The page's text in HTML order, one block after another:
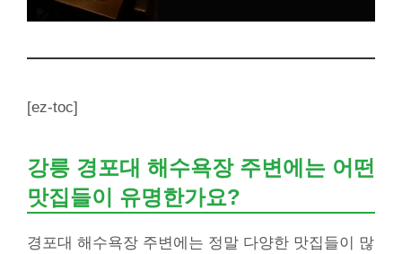
[ez-toc]
강릉 경포대 해수욕장 주변에는 어떤
맛집들이 유명한가요?
경포대 해수욕장 주변에는 정말 다양한 맛집들이 많